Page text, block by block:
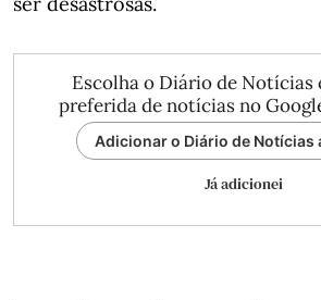
Escolha o Diário de Notícias
preferida de notícias no
Adicionar o Diário de Notícias
Já adicionei